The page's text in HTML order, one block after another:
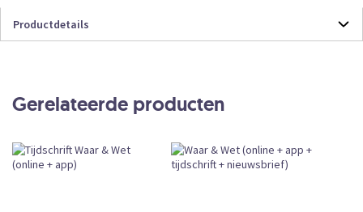
Productdetails
192
Editie 2015
Wetenschappelijk Boek
Gerelateerde producten